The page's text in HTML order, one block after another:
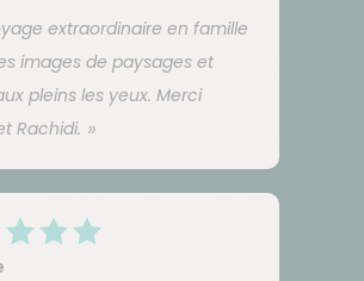
extraordinaire en famille
images de paysages et
pleins les yeux. Merci
Rachidi.